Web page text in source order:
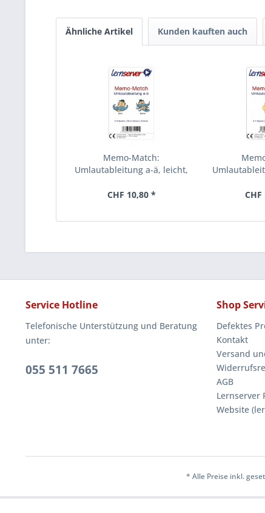
Ähnliche Artikel Kunden kauften auch
Memo-Match:
Umlautableitung a-ä, leicht,
CHF 10,80 *
Service Hotline
Telefonische Unterstützung und Beratung
unter:
055 511 7665
Shop
Defektes
Kontakt
Versand
AGB
Lernserver
Website
* Alle Preise inkl.